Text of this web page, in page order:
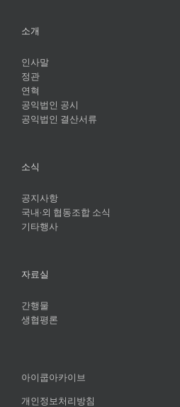
소개
인사말
정관
연혁
공익법인 공시
공익법인 결산서류
소식
공지사항
국내·외 협동조합 소식
기타행사
자료실
간행물
생협평론
아이쿱아카이브
개인정보처리방침